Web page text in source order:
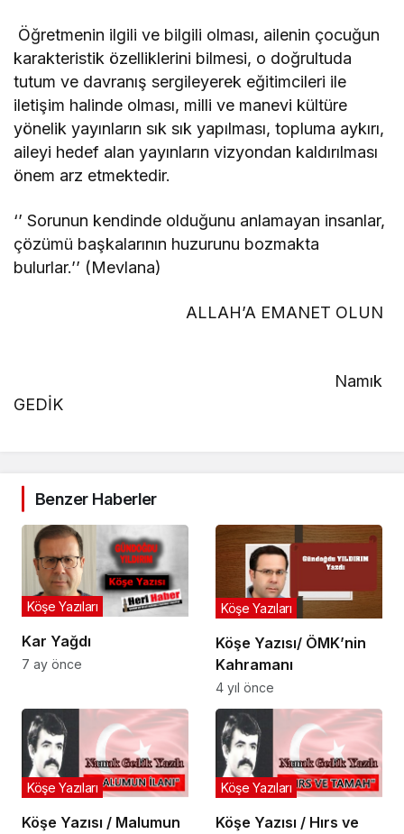
Öğretmenin ilgili ve bilgili olması, ailenin çocuğun
karakteristik özelliklerini bilmesi, o doğrultuda
tutum ve davranış sergileyerek eğitimcileri ile
iletişim halinde olması, milli ve manevi kültüre
yönelik yayınların sık sık yapılması, topluma aykırı,
aileyi hedef alan yayınların vizyondan kaldırılması
önem arz etmektedir.
‘’ Sorunun kendinde olduğunu anlamayan insanlar,
çözümü başkalarının huzurunu bozmakta
bulurlar.’’ (Mevlana)
ALLAH’A EMANET OLUN
Namık
GEDİK
Benzer Haberler
Kar Yağdı
Köşe Yazıları
7 ay önce
Köşe Yazısı/ ÖMK’nin
Kahramanı
Köşe Yazıları
4 yıl önce
Köşe Yazısı / Malumun
Köşe Yazıları
Köşe Yazısı / Hırs ve
Köşe Yazıları